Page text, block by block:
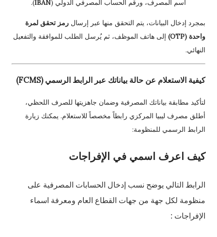
اسم المصرف، ورقم الحساب المصرفي الدولي (IBAN
).
بمجرد إدخال البيانات، يتم التحقق منها عبر إرسال رمز تحقق لمرة
واحدة (OTP)
إلى هاتف الموظف، ثم يُرسل الطلب للموافقة والتفعيل
النهائي.
كيفية الاستعلام عن حالة بياناتك عبر الرابط الرسمي (FCMS)
لتأكيد مطابقة بياناتك المصرفية وضمان جاهزيتها للصرف اللحظي،
أطلق مصرف ليبيا المركزي رابطاً مخصصاً للاستعلام. يمكنك زيارة
الرابط الرسمي للمنظومة:
كيف اعرف اسمي في الإفراجات
الرابط التالي يوضح نسب إدخال الحسابات المصرفية على
منظومة لكل جهة من جهات القطاع العام ومعرفة اسماء
الإفراجات :